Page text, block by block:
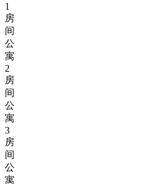
1
房
间
公
寓
2
房
间
公
寓
3
房
间
公
寓